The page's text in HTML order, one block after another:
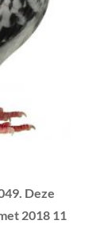
Deze
2018 11